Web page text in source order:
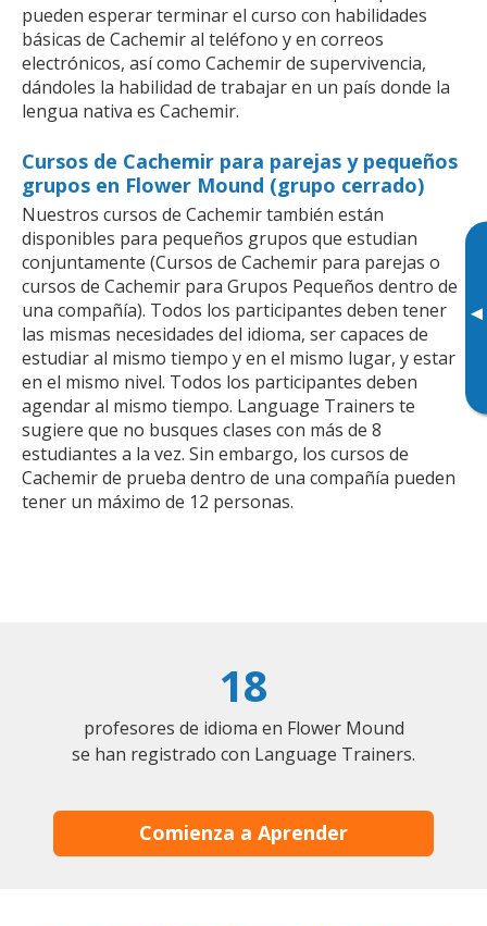
▸
pueden esperar terminar el curso con habilidades
básicas de Cachemir al teléfono y en correos
electrónicos, así como Cachemir de supervivencia,
dándoles la habilidad de trabajar en un país donde la
lengua nativa es Cachemir.
Cursos de Cachemir para parejas y pequeños
grupos en Flower Mound (grupo cerrado)
Nuestros cursos de Cachemir también están
disponibles para pequeños grupos que estudian
conjuntamente (Cursos de Cachemir para parejas o
cursos de Cachemir para Grupos Pequeños dentro de
una compañía). Todos los participantes deben tener
las mismas necesidades del idioma, ser capaces de
estudiar al mismo tiempo y en el mismo lugar, y estar
en el mismo nivel. Todos los participantes deben
agendar al mismo tiempo. Language Trainers te
sugiere que no busques clases con más de 8
estudiantes a la vez. Sin embargo, los cursos de
Cachemir de prueba dentro de una compañía pueden
tener un máximo de 12 personas.
18
profesores de idioma en Flower Mound
se han registrado con Language Trainers.
Comienza a Aprender